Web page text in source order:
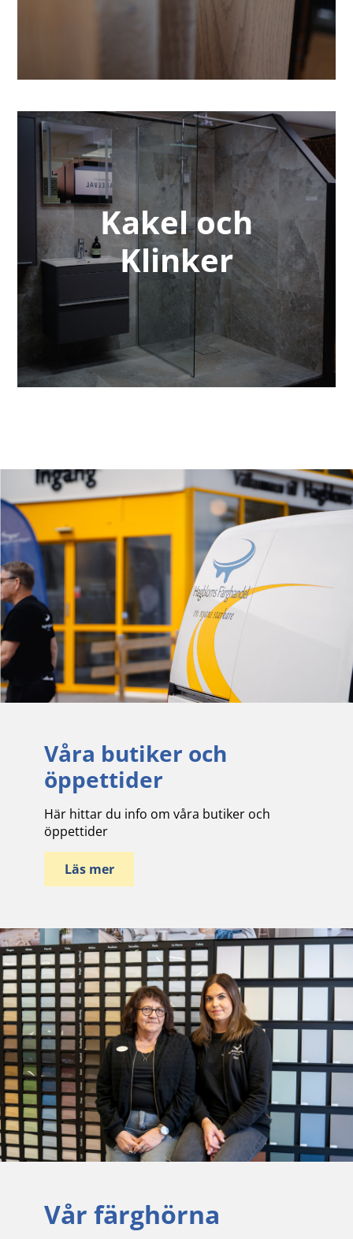
Kakel och
Klinker
Våra butiker och
öppettider
Här hittar du info om våra butiker och
öppettider
Läs mer
Vår färghörna